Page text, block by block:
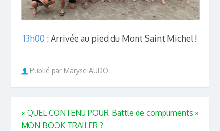
13h00 : Arrivée au pied du Mont Saint Michel !
Publié par Maryse AUDO
« QUEL CONTENU POUR
MON BOOK TRAILER ?
Battle de compliments »